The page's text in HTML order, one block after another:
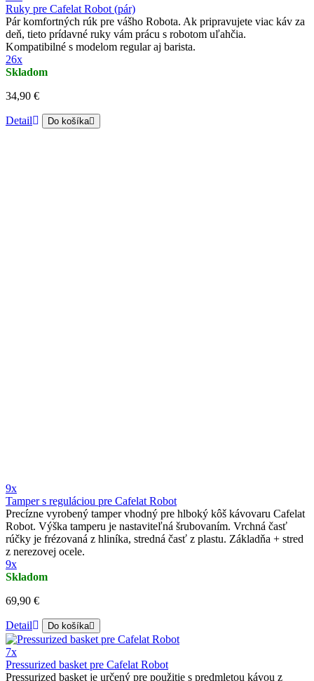
Ruky pre Cafelat Robot (pár)
Pár komfortných rúk pre vášho Robota. Ak pripravujete viac káv za
deň, tieto prídavné ruky vám prácu s robotom uľahčia.
Kompatibilné s modelom regular aj barista.
26x
Skladom
34,90 €
Detail Do košíka
9x
Tamper s reguláciou pre Cafelat Robot
Precízne vyrobený tamper vhodný pre hlboký kôš kávovaru Cafelat
Robot. Výška tamperu je nastaviteľná šrubovaním. Vrchná časť
rúčky je frézovaná z hliníka, stredná časť z plastu. Základňa + stred
z nerezovej ocele.
9x
Skladom
69,90 €
Detail Do košíka
7x
Pressurized basket pre Cafelat Robot
Pressurized basket je určený pre použitie s predmletou kávou z